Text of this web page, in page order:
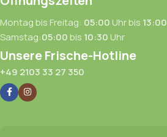
Montag bis Freitag: 05:00 Uhr bis 13:00
Samstag:05:00bis 10:30 Uhr
Unsere Frische-Hotline
+49 2103 33 27 350